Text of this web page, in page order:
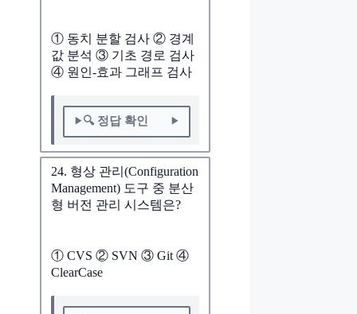
① 동치 분할 검사 ② 경계
값 분석 ③ 기초 경로 검사
④ 원인-효과 그래프 검사
🔍 정답 확인
24. 형상 관리(Configuration
Management) 도구 중 분산
형 버전 관리 시스템은?
① CVS ② SVN ③ Git ④
ClearCase